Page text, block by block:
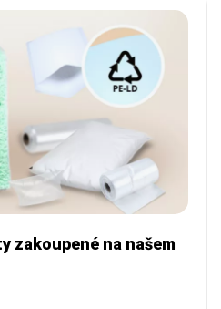
zakoupené na našem